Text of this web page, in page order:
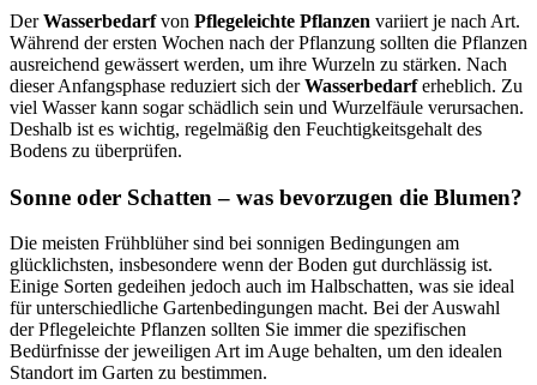
DerWasserbedarfvon Pflegeleichte Pflanzen variiert je nach Art.
Während der ersten Wochen nach der Pflanzung sollten die Pflanzen
ausreichend gewässert werden, um ihre Wurzeln zu stärken. Nach
dieser Anfangsphase reduziert sich derWasserbedarferheblich. Zu
viel Wasser kann sogar schädlich sein und Wurzelfäule verursachen.
Deshalb ist es wichtig, regelmäßig den Feuchtigkeitsgehalt des
Bodens zu überprüfen.
Sonne oder Schatten – was bevorzugen die Blumen?
Die meisten Frühblüher sind bei sonnigen Bedingungen am
glücklichsten, insbesondere wenn der Boden gut durchlässig ist.
Einige Sorten gedeihen jedoch auch im Halbschatten, was sie ideal
für unterschiedliche Gartenbedingungen macht. Bei der Auswahl
der Pflegeleichte Pflanzen sollten Sie immer die spezifischen
Bedürfnisse der jeweiligen Art im Auge behalten, um den idealen
Standort im Garten zu bestimmen.